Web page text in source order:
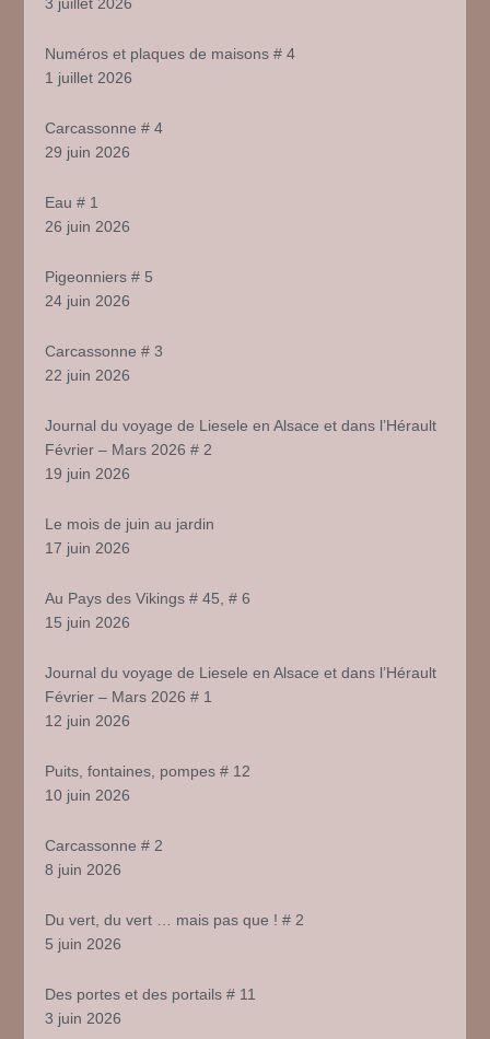
3 juillet 2026
Numéros et plaques de maisons # 4
1 juillet 2026
Carcassonne # 4
29 juin 2026
Eau # 1
26 juin 2026
Pigeonniers # 5
24 juin 2026
Carcassonne # 3
22 juin 2026
Journal du voyage de Liesele en Alsace et dans l’Hérault
Février – Mars 2026 # 2
19 juin 2026
Le mois de juin au jardin
17 juin 2026
Au Pays des Vikings # 45, # 6
15 juin 2026
Journal du voyage de Liesele en Alsace et dans l’Hérault
Février – Mars 2026 # 1
12 juin 2026
Puits, fontaines, pompes # 12
10 juin 2026
Carcassonne # 2
8 juin 2026
Du vert, du vert … mais pas que ! # 2
5 juin 2026
Des portes et des portails # 11
3 juin 2026